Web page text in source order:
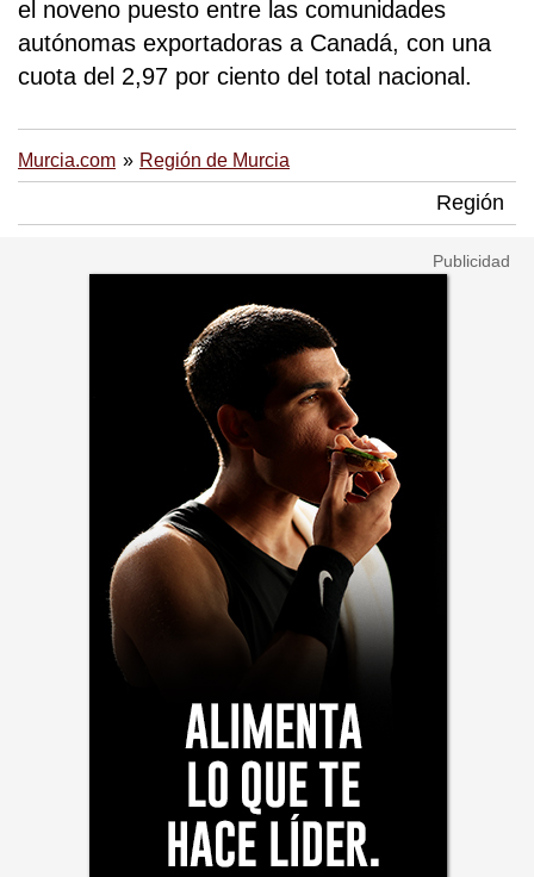
el noveno puesto entre las comunidades
autónomas exportadoras a Canadá, con una
cuota del 2,97 por ciento del total nacional.
Murcia.com Región de Murcia
Región